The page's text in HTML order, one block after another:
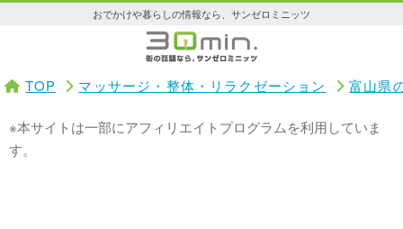
おでかけや暮らしの情報なら、サンゼロミニッツ
TOP マッサージ・整体・リラクゼーション 富山県
※本サイトは一部にアフィリエイトプログラムを利用していま
す。